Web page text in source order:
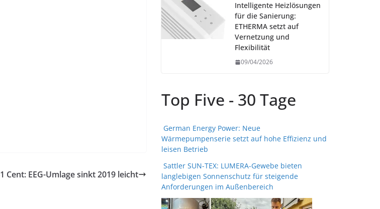
Cent: EEG-Umlage sinkt 2019 leicht
Intelligente Heizlösungen
für die Sanierung:
ETHERMA setzt auf
Vernetzung und
Flexibilität
09/04/2026
Top Five - 30 Tage
German Energy Power: Neue
Wärmepumpenserie setzt auf hohe Effizienz und
leisen Betrieb
Sattler SUN-TEX: LUMERA-Gewebe bieten
langlebigen Sonnenschutz für steigende
Anforderungen im Außenbereich